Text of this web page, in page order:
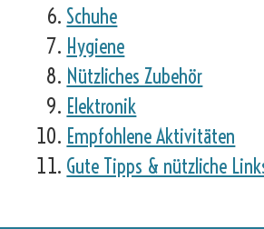
Schuhe
Hygiene
Nützliches Zubehör
Elektronik
Empfohlene Aktivitäten
Gute Tipps & nützliche